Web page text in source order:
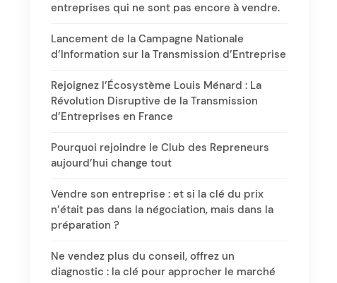
entreprises qui ne sont pas encore à vendre.
Lancement de la Campagne Nationale
d’Information sur la Transmission d’Entreprise
Rejoignez l’Écosystème Louis Ménard : La
Révolution Disruptive de la Transmission
d’Entreprises en France
Pourquoi rejoindre le Club des Repreneurs
aujourd’hui change tout
Vendre son entreprise : et si la clé du prix
n’était pas dans la négociation, mais dans la
préparation ?
Ne vendez plus du conseil, offrez un
diagnostic : la clé pour approcher le marché